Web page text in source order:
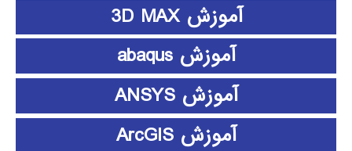
آموزش 3D MAX
آموزش abaqus
آموزش ANSYS
آموزش ArcGIS